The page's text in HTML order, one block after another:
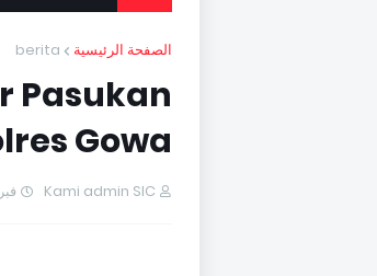
الصفحة الرئيسية berita
Pasukan
Gowa
Kami admin SIC